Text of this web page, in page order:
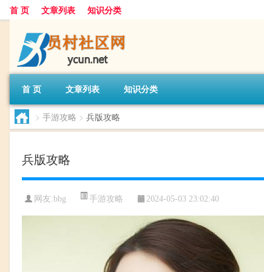
首 页 文章列表 知识分类
首 页 文章列表 知识分类
> 手游攻略 > 兵版攻略
兵版攻略
网友:bbg 手游攻略 2024-05-03 23:02:40